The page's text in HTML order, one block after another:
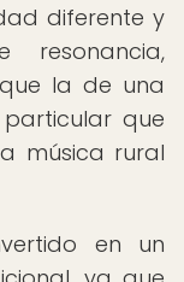
diferente y
resonancia,
la de una
que
música rural
en un